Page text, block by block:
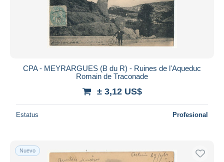
CPA - MEYRARGUES (B du R) - Ruines de l'Aqueduc
Romain de Traconade
± 3,12 US$
Estatus Profesional
Nuevo